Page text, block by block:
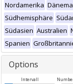
Nordamerika
Südhemisphäre
Südasien Australien
Spanien
Options
Intervall